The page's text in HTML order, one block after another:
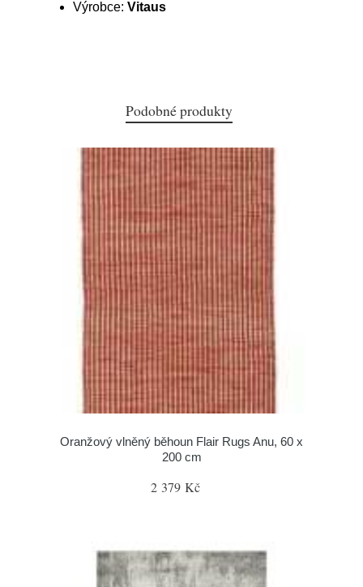
Výrobce: Vitaus
Podobné produkty
Oranžový vlněný běhoun Flair Rugs Anu, 60 x
200 cm
2 379 Kč